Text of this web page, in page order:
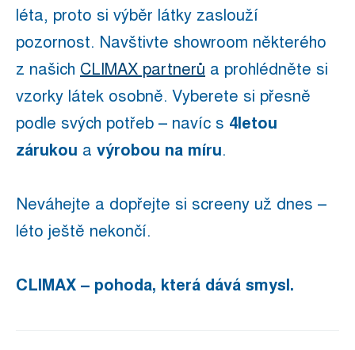
léta, proto si výběr látky zaslouží
pozornost. Navštivte showroom některého
z našich CLIMAX partnerů a prohlédněte si
vzorky látek osobně. Vyberete si přesně
podle svých potřeb – navíc s 4letou
zárukou a výrobou na míru.
Neváhejte a dopřejte si screeny už dnes –
léto ještě nekončí.
CLIMAX – pohoda, která dává smysl.